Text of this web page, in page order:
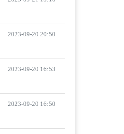
2023-09-20 20:50
2023-09-20 16:53
2023-09-20 16:50